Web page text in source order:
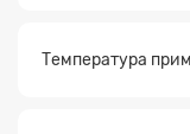
Температура